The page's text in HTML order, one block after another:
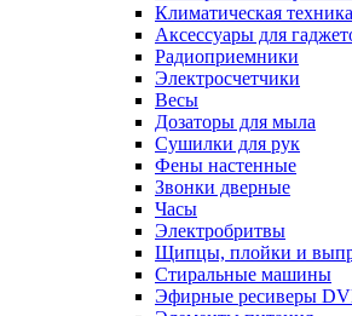
Климатическая техника
Аксессуары для
Радиоприемники
Электросчетчики
Весы
Дозаторы для мыла
Сушилки для рук
Фены настенные
Звонки дверные
Часы
Электробритвы
Щипцы, плойки и
Стиральные машины
Эфирные ресиверы